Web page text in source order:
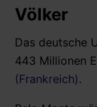
Völker
Das deutsche
443 Millionen
(Frankreich).